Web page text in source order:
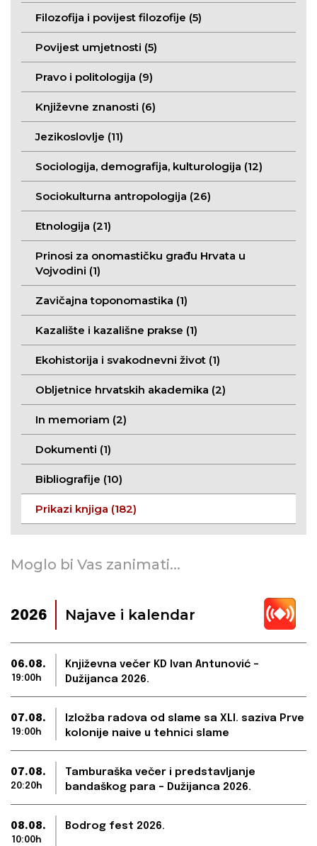
Filozofija i povijest filozofije (5)
Povijest umjetnosti (5)
Pravo i politologija (9)
Književne znanosti (6)
Jezikoslovlje (11)
Sociologija, demografija, kulturologija (12)
Sociokulturna antropologija (26)
Etnologija (21)
Prinosi za onomastičku građu Hrvata u
Vojvodini (1)
Zavičajna toponomastika (1)
Kazalište i kazališne prakse (1)
Ekohistorija i svakodnevni život (1)
Obljetnice hrvatskih akademika (2)
In memoriam (2)
Dokumenti (1)
Bibliografije (10)
Prikazi knjiga (182)
Moglo bi Vas zanimati...
2026 Najave i kalendar
06.08.
19:00h
Književna večer KD Ivan Antunović –
Dužijanca 2026.
07.08.
19:00h
Izložba radova od slame sa XLI. saziva Prve
kolonije naive u tehnici slame
07.08.
20:20h
Tamburaška večer i predstavljanje
bandaškog para – Dužijanca 2026.
08.08.
10:00h
Bodrog fest 2026.